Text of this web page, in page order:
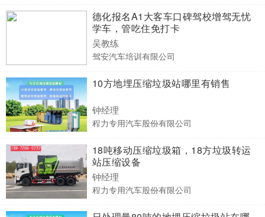
德化报名A1大客车口碑驾校增驾无忧
学车，管吃住免打卡
吴教练
驾安汽车培训有限公司
10方地埋压缩垃圾站哪里有销售
钟经理
程力专用汽车股份有限公司
18吨移动压缩垃圾箱，18方垃圾转运
站压缩设备
钟经理
程力专用汽车股份有限公司